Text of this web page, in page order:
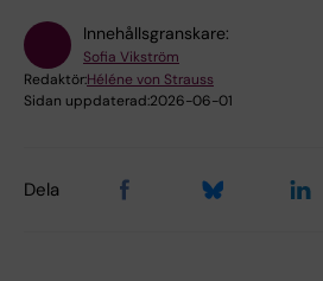
Innehållsgranskare:
Sofia Vikström
Redaktör:Héléne von Strauss
Sidan uppdaterad:2026-06-01
Dela